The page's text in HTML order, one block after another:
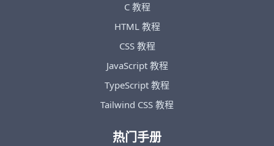
C 教程
HTML 教程
CSS 教程
JavaScript 教程
TypeScript 教程
Tailwind CSS 教程
热门手册